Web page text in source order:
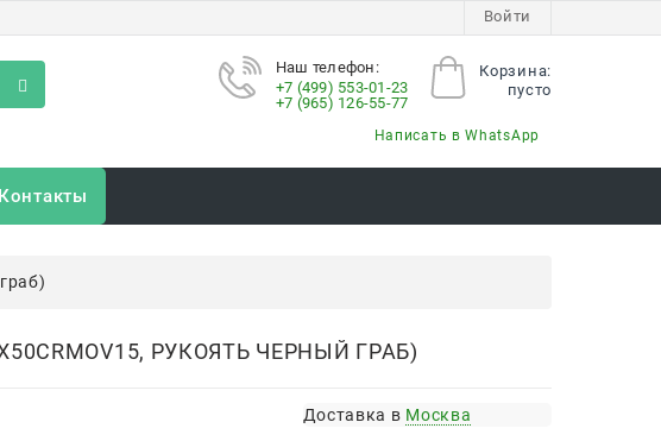
Войти
Корзина:
пусто
Наш телефон:
+7 (499) 553-01-23
+7 (965) 126-55-77
Написать в WhatsApp
Контакты
РУКОЯТЬ ЧЕРНЫЙ ГРАБ)
Доставка в Москва